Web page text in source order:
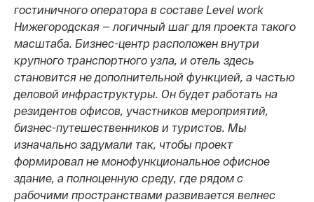
гостиничного оператора в составе Level work
Нижегородская — логичный шаг для проекта такого
масштаба. Бизнес-центр расположен внутри
крупного транспортного узла, и отель здесь
становится не дополнительной функцией, а частью
деловой инфраструктуры. Он будет работать на
резидентов офисов, участников мероприятий,
бизнес-путешественников и туристов. Мы
изначально задумали так, чтобы проект
формировал не монофункциональное офисное
здание, а полноценную среду, где рядом с
рабочими пространствами развивается велнес